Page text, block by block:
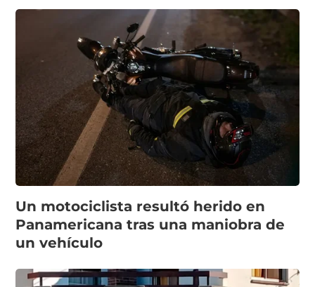
Un motociclista resultó herido en
Panamericana tras una maniobra de
un vehículo